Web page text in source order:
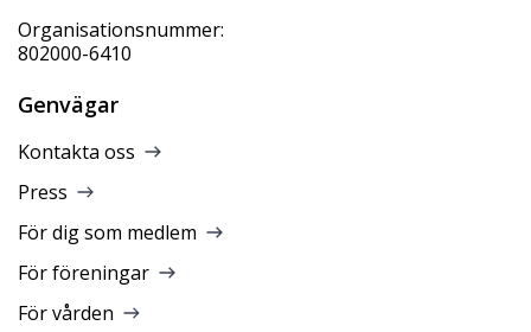
Organisationsnummer:
802000-6410
Genvägar
Kontakta oss
Press
För dig som medlem
För föreningar
För vården